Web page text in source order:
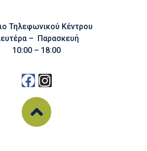
Τηλεφωνικού Κέντρου
– Παρασκευή
10:00 – 18:00